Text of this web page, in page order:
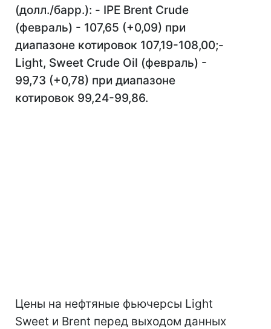
(долл./барр.): - IPE Brent Crude
(февраль) - 107,65 (+0,09) при
диапазоне котировок 107,19-108,00;-
Light, Sweet Crude Oil (февраль) -
99,73 (+0,78) при диапазоне
котировок 99,24-99,86.
Цены на нефтяные фьючерсы Light
Sweet и Brent перед выходом данных